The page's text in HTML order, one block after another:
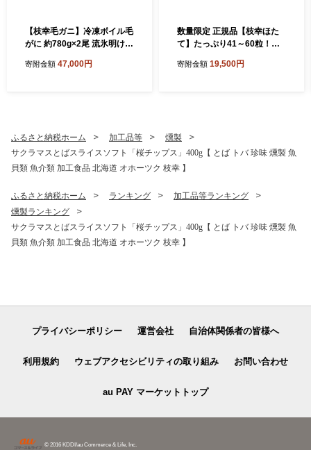
【枝幸毛ガニ】冷凍ボイル毛
がに 約780g×2尾 流氷明け
カニ 蟹 毛ガニ 毛がに 毛蟹
寄附金額 47,000円
数量限定 正規品【枝幸ほた
て】たっぷり41～60粒！旨
［プロも認めるオホーツクブ
寄附金額 19,500円
ふるさと納税ホーム 加工品等
燻製
サクラマスとばスライスソフト「桜チップス」400g【 とば トバ 珍味 燻製 魚
貝類 魚介類 加工食品 北海道 オホーツク 枝幸 】
ふるさと納税ホーム ランキング
加工品等ランキング
燻製ランキング
サクラマスとばスライスソフト「桜チップス」400g【 とば トバ 珍味 燻製 魚
貝類 魚介類 加工食品 北海道 オホーツク 枝幸 】
プライバシーポリシー 運営会社 自治体関係者の皆様へ
利用規約 ウェブアクセシビリティの取り組み お問い合わせ
au PAY マーケットトップ
© 2016 KDDI/au Commerce & Life, Inc.